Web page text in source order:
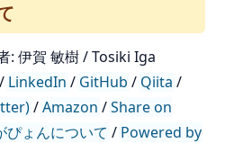
: 伊賀 敏樹 / Tosiki Iga
/ LinkedIn / GitHub / Qiita /
/Amazon /Share on
ぴょんについて / Powered by